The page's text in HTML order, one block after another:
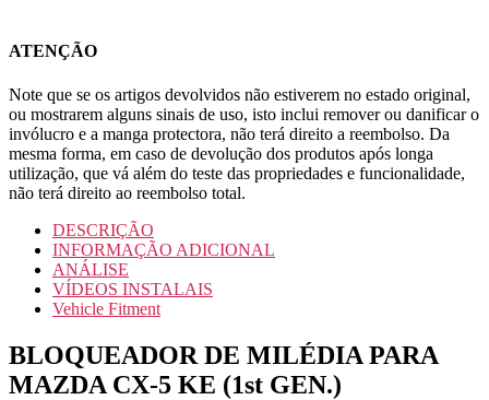
ATENÇÃO
Note que se os artigos devolvidos não estiverem no estado original,
ou mostrarem alguns sinais de uso, isto inclui remover ou danificar o
invólucro e a manga protectora, não terá direito a reembolso. Da
mesma forma, em caso de devolução dos produtos após longa
utilização, que vá além do teste das propriedades e funcionalidade,
não terá direito ao reembolso total.
DESCRIÇÃO
INFORMAÇÃO ADICIONAL
ANÁLISE
VÍDEOS INSTALAIS
Vehicle Fitment
BLOQUEADOR DE MILÉDIA PARA
MAZDA CX-5 KE (1st GEN.)